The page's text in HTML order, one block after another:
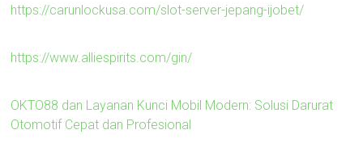
https://carunlockusa.com/slot-server-jepang-ijobet/
https://www.alliespirits.com/gin/
OKTO88 dan Layanan Kunci Mobil Modern: Solusi Darurat
Otomotif Cepat dan Profesional